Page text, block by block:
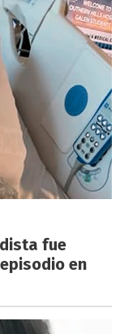
fue
en